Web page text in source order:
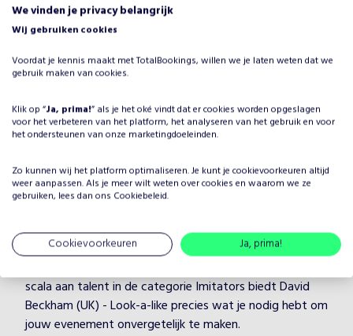
Waarom David Beckham (UK) -
evenement?
zich mee, maar één ding is zeker: je wilt dat het
entertainment onvergetelijk is. Door David Beckham (UK)
artiest in de categorie Imitators, die je evenement naar
een hoger niveau tilt. David Beckham (UK) - Look-a-like
heeft jarenlange ervaring en weet hoe hij/zij jouw gasten
Bij TotalBookings begrijpen we hoe belangrijk de juiste
scala aan talent in de categorie Imitators biedt David
Beckham (UK) - Look-a-like precies wat je nodig hebt om
jouw evenement onvergetelijk te maken.
We vinden je privacy belangrijk
Wij gebruiken cookies
Voordat je kennis maakt met TotalBookings, willen we je laten weten dat we
gebruik maken van cookies.
Klik op “Ja, prima!” als je het oké vindt dat er cookies worden opgeslagen
voor het verbeteren van het platform, het analyseren van het gebruik en voor
het ondersteunen van onze marketingdoeleinden.
Zo kunnen wij het platform optimaliseren. Je kunt je cookievoorkeuren altijd
weer aanpassen. Als je meer wilt weten over cookies en waarom we ze
gebruiken, lees dan ons Cookiebeleid.
Cookievoorkeuren Ja, prima!